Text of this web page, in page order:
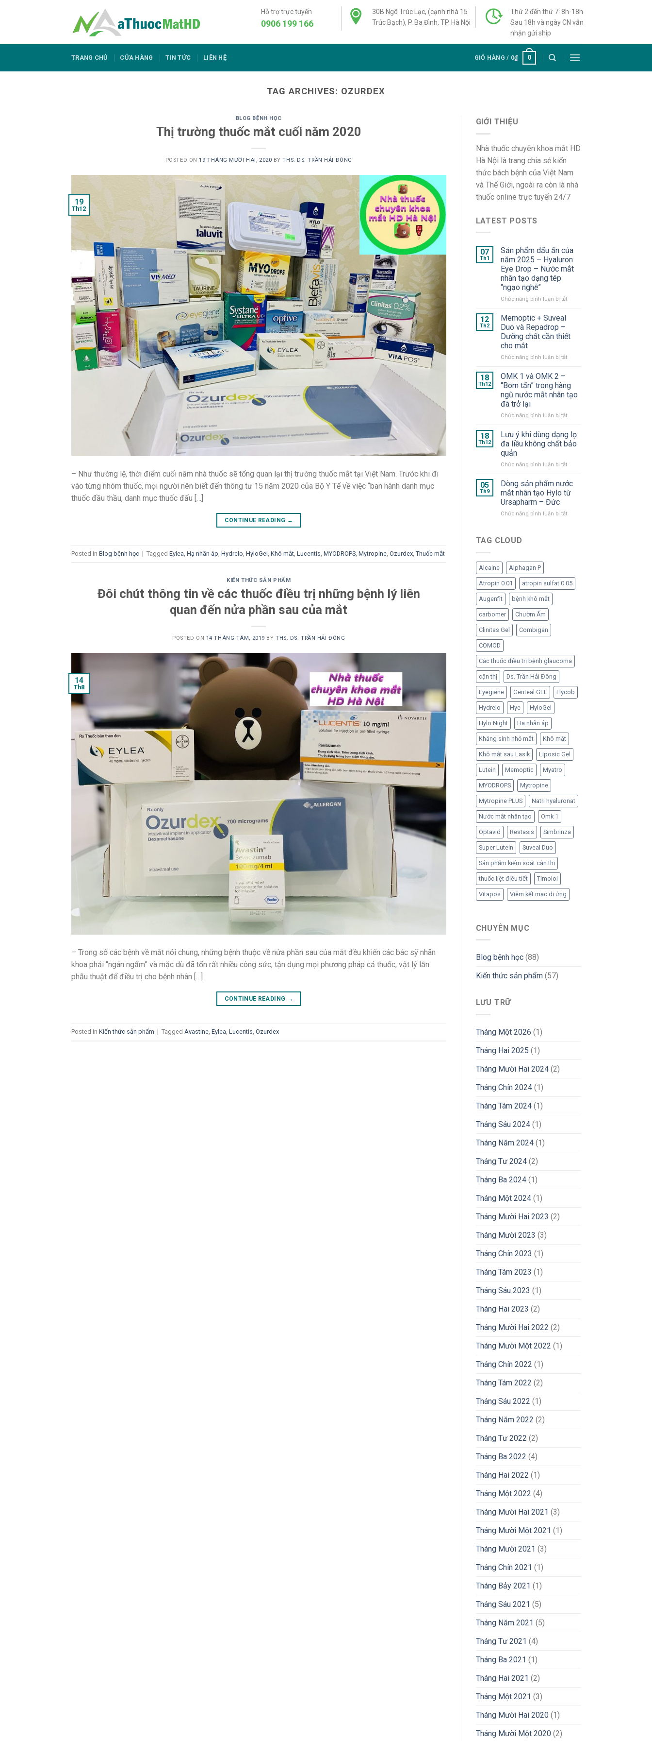
Hỗ trợ trực tuyến
0906 199 166
30B Ngõ Trúc Lạc, (cạnh nhà 15
Trúc Bạch), P. Ba Đình, TP. Hà Nội
Thứ 2 đến thứ 7: 8h-18h
Sau 18h và ngày CN vẫn
nhận gửi ship
TRANG CHỦ CỬA HÀNG TIN TỨC LIÊN HỆ GIỎ HÀNG / 0₫ 0
TAG ARCHIVES: OZURDEX
BLOG BỆNH HỌC
Thị trường thuốc mắt cuối năm 2020
POSTED ON19 THÁNG MƯỜI HAI, 2020 BYTHS. DS. TRẦN HẢI ĐÔNG
19
Th12
– Như thường lệ, thời điểm cuối năm nhà thuốc sẽ tổng quan lại thị trường thuốc mắt tại Việt Nam. Trước khi đi
vào từng nhóm thuốc, mọi người nên biết đến thông tư 15 năm 2020 của Bộ Y Tế về việc “ban hành danh mục
thuốc đầu thầu, danh mục thuốc đấu […]
CONTINUE READING →
Posted in Blog bệnh học | Tagged Eylea Hạ nhãn áp Hydrelo HyloGel Khô mắt Lucentis MYODROPS Mytropine Ozurdex Thuốc mắt
KIẾN THỨC SẢN PHẨM
Đôi chút thông tin về các thuốc điều trị những bệnh lý liên
quan đến nửa phần sau của mắt
POSTED ON 14 THÁNG TÁM, 2019 BYTHS. DS. TRẦN HẢI ĐÔNG
14
Th8
– Trong số các bệnh về mắt nói chung, những bệnh thuộc về nửa phần sau của mắt đều khiến các bác sỹ nhãn
khoa phải “ngán ngẩm” và mặc dù đã tốn rất nhiều công sức, tận dụng mọi phương pháp cả thuốc, vật lý lẫn
phẫu thuật để điều trị cho bệnh nhân […]
CONTINUE READING →
Posted in Kiến thức sản phẩm | Tagged Avastine, Eylea, Lucentis, Ozurdex
GIỚI THIỆU
Nhà thuốc chuyên khoa mắt HD
Hà Nội là trang chia sẻ kiến
thức bách bệnh của Việt Nam
và Thế Giới, ngoài ra còn là nhà
thuốc online trực tuyến 24/7
LATEST POSTS
07
Th1
Sản phẩm dấu ấn của
năm 2025 – Hyaluron
Eye Drop – Nước mắt
nhân tạo dạng tép
“ngạo nghễ”
Chức năng bình luận bị tắtở
ấn
của
2025
Drop
–
mắt
tạo
dạng
tép
nghễ”
12
Th2
Memoptic + Suveal
Duo và Repadrop –
Dưỡng chất cần thiết
cho mắt
Chức năng bình luận bị tắtở
Duo
và
–
chất
cần
thiết
mắt
18
Th12
OMK 1 và OMK 2 –
“Bom tấn” trong hàng
ngũ nước mắt nhân tạo
đã trở lại
Chức năng bình luận bị tắtở
1
và
OMK
–
tấn”
trong
nước
18
Th12
Lưu ý khi dùng dạng lọ
đa liều không chất bảo
quản
Chức năng bình luận bị tắtở
ý
khi
dùng
lọ
05
Th9
Dòng sản phẩm nước
mắt nhân tạo Hylo từ
Ursapharm – Đức
Chức năng bình luận bị tắtở
Hylo
TAG CLOUD
Alcaine Alphagan P
Atropin 0.01 atropin sulfat 0.05
Augenfit bệnh khô mắt
carbomer Chườm Ấm
Clinitas Gel Combigan
COMOD
Các thuốc điều trị bệnh glaucoma
cận thị Ds. Trần Hải Đông
Eyegiene Genteal GEL Hycob
Hydrelo Hye HyloGel
Hylo Night Hạ nhãn áp
Kháng sinh nhỏ mắt Khô mắt
Khô mắt sau Lasik Liposic Gel
Lutein Memoptic Myatro
MYODROPS Mytropine
Mytropine PLUS Natri hyaluronat
Nước mắt nhân tạo Omk 1
Optavid Restasis Simbrinza
Super Lutein Suveal Duo
Sản phẩm kiểm soát cận thị
thuốc liệt điều tiết Timolol
Vitapos Viêm kết mạc dị ứng
CHUYÊN MỤC
Blog bệnh học(88)
Kiến thức sản phẩm(57)
LƯU TRỮ
Tháng Một 2026 (1)
Tháng Hai 2025 (1)
Tháng Mười Hai 2024(2)
Tháng Chín 2024(1)
Tháng Tám 2024(1)
Tháng Sáu 2024(1)
Tháng Năm 2024(1)
Tháng Tư 2024(2)
Tháng Ba 2024(1)
Tháng Một 2024(1)
Tháng Mười Hai 2023 (2)
Tháng Mười 2023 (3)
Tháng Chín 2023 (1)
Tháng Tám 2023 (1)
Tháng Sáu 2023 (1)
Tháng Hai 2023 (2)
Tháng Mười Hai 2022 (2)
Tháng Mười Một 2022 (1)
Tháng Chín 2022 (1)
Tháng Tám 2022 (2)
Tháng Sáu 2022 (1)
Tháng Năm 2022 (2)
Tháng Tư 2022 (2)
Tháng Ba 2022 (4)
Tháng Hai 2022 (1)
Tháng Một 2022 (4)
Tháng Mười Hai 2021 (3)
Tháng Mười Một 2021 (1)
Tháng Mười 2021 (3)
Tháng Chín 2021 (1)
Tháng Bảy 2021 (1)
Tháng Sáu 2021 (5)
Tháng Năm 2021 (5)
Tháng Tư 2021 (4)
Tháng Ba 2021 (1)
Tháng Hai 2021 (2)
Tháng Một 2021 (3)
Tháng Mười Hai 2020(1)
Tháng Mười Một 2020(2)